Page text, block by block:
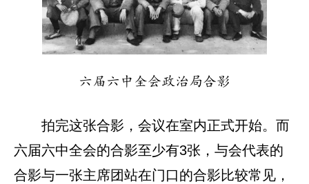
六届六中全会政治局合影
拍完这张合影，会议在室内正式开始。而
六届六中全会的合影至少有3张，与会代表的
合影与一张主席团站在门口的合影比较常见，